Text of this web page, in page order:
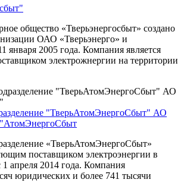
общество «Тверьэнергосбыт» создано
ОАО «Тверьэнерго» и
января 2005 года. Компания является
электрожнергии на территории
"ТверьАтомЭнергоСбыт" АО
АтомЭнергоСбыт
«ТверьАтомЭнергоСбыт»
поставщиком электроэнергии в
1 апреля 2014 года. Компания
юридических и более 741 тысячи